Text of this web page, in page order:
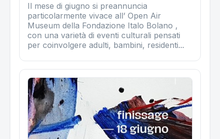
Il mese di giugno si preannuncia
particolarmente vivace all’ Open Air
Museum della Fondazione Italo Bolano ,
con una varietà di eventi culturali pensati
per coinvolgere adulti, bambini, residenti...